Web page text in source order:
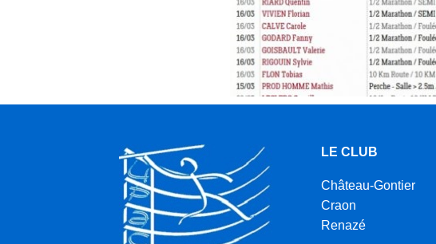
LE CLUB
Château-Gontier
Craon
Renazé